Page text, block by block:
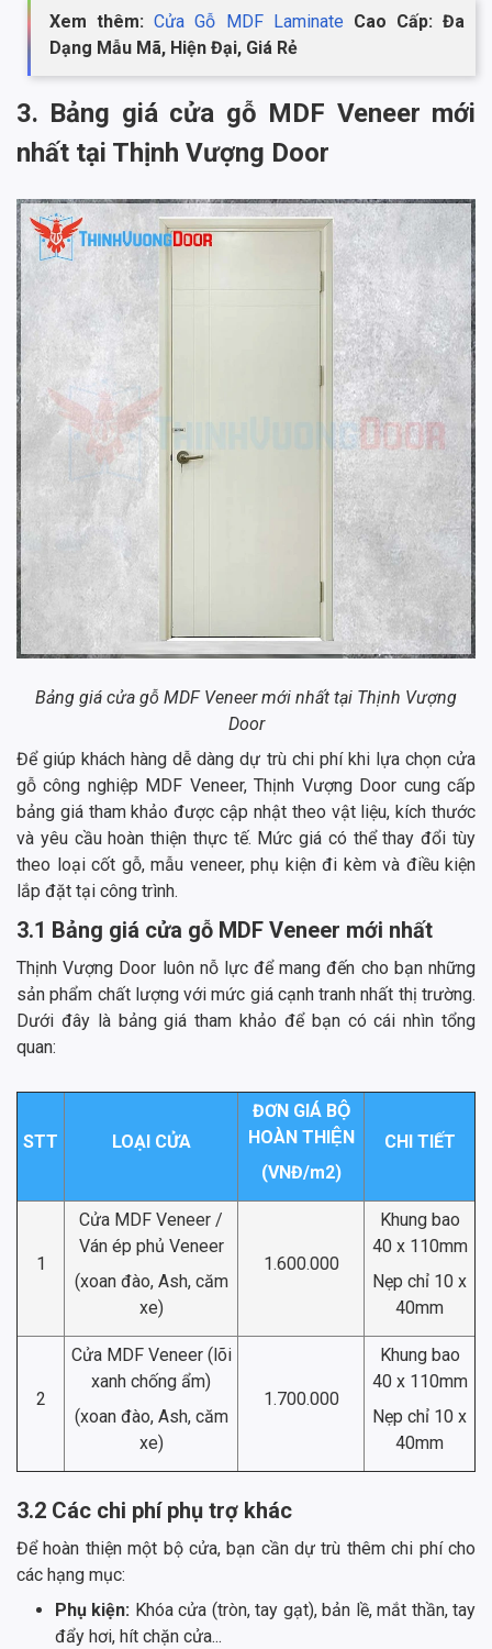
Xem thêm:Cửa Gỗ MDF Laminate Cao Cấp: Đa
Dạng Mẫu Mã, Hiện Đại, Giá Rẻ
3. Bảng giá cửa gỗ MDF Veneer mới
nhất tại Thịnh Vượng Door
Bảng giá cửa gỗ MDF Veneer mới nhất tại Thịnh Vượng
Door
Để giúp khách hàng dễ dàng dự trù chi phí khi lựa chọn cửa
gỗ công nghiệp MDF Veneer, Thịnh Vượng Door cung cấp
bảng giá tham khảo được cập nhật theo vật liệu, kích thước
và yêu cầu hoàn thiện thực tế. Mức giá có thể thay đổi tùy
theo loại cốt gỗ, mẫu veneer, phụ kiện đi kèm và điều kiện
lắp đặt tại công trình.
3.1 Bảng giá cửa gỗ MDF Veneer mới nhất
Thịnh Vượng Door luôn nỗ lực để mang đến cho bạn những
sản phẩm chất lượng với mức giá cạnh tranh nhất thị trường.
Dưới đây là bảng giá tham khảo để bạn có cái nhìn tổng
quan:
STT LOẠI CỬA
ĐƠN GIÁ BỘ
HOÀN THIỆN
(VNĐ/m2)
CHI TIẾT
1
Cửa MDF Veneer /
Ván ép phủ Veneer
(xoan đào, Ash, căm
xe)
1.600.000
Khung bao
40 x 110mm
Nẹp chỉ 10 x
40mm
2
Cửa MDF Veneer (lõi
xanh chống ẩm)
(xoan đào, Ash, căm
xe)
1.700.000
Khung bao
40 x 110mm
Nẹp chỉ 10 x
40mm
3.2 Các chi phí phụ trợ khác
Để hoàn thiện một bộ cửa, bạn cần dự trù thêm chi phí cho
các hạng mục:
Phụ kiện: Khóa cửa (tròn, tay gạt), bản lề, mắt thần, tay
đẩy hơi, hít chặn cửa...